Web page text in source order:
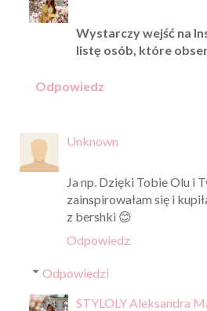
Wystarczy wejść na
listę osób, które
Odpowiedz
Unknown
Ja np. Dzięki Tobie Olu i
zainspirowałam się i
z bershki 😊
Odpowiedz
Odpowiedzi
STYLOLY Aleksandra